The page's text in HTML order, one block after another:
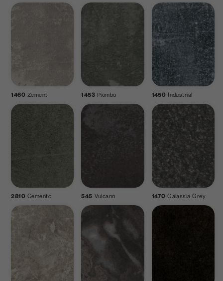
1460 Zement 1453 Piombo 1450 Industrial
2810 Cemento 545 Vulcano 1470 Galassia Grey